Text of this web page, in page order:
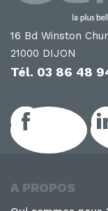
16 Bd Winston
21000 DIJON
Tél. 03 86 48
Facebook
A PROPOS